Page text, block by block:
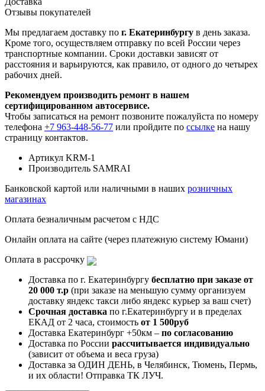
Отзывы покупателей
Мы предлагаем доставку по г. Екатеринбургу в день заказа.
Кроме того, осуществляем отправку по всей России через
транспортные компании. Сроки доставки зависят от
расстояния и варьируются, как правило, от одного до четырех
рабочих дней.
Рекомендуем производить ремонт в нашем
сертифицированном автосервисе.
Чтобы записаться на ремонт позвоните пожалуйста по номеру
телефона +7 963-448-56-77 или пройдите по ссылке на нашу
страницу контактов.
Артикул KRM-1
Производитель SAMRAI
Банковской картой или наличными в наших розничных
магазинах
Оплата безналичным расчетом с НДС
Онлайн оплата на сайте (через платежную систему Юмани)
Оплата в рассрочку
Доставка по г. Екатеринбургу бесплатно при заказе от
20 000 т.р (при заказе на меньшую сумму организуем
доставку яндекс такси либо яндекс курьер за ваш счет)
Срочная доставка по г.Екатеринбургу и в пределах
ЕКАД от 2 часа, стоимость от 1 500руб
Доставка Екатеринбург +50км – по согласованию
Доставка по России рассчитывается индивидуально
(зависит от объема и веса груза)
Доставка за ОДИН ДЕНЬ, в Челябинск, Тюмень, Пермь,
и их области! Отправка ТК ЛУЧ.